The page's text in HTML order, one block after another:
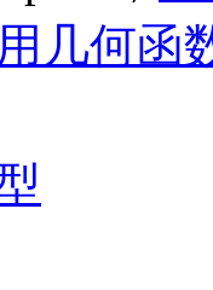
几何函